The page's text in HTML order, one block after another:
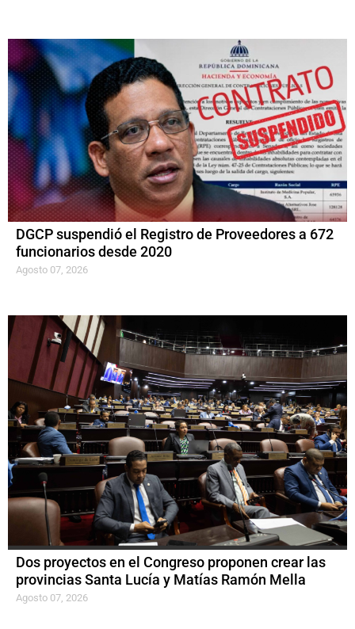
DGCP suspendió el Registro de Proveedores a 672
funcionarios desde 2020
Agosto 07, 2026
Dos proyectos en el Congreso proponen crear las
provincias Santa Lucía y Matías Ramón Mella
Agosto 07, 2026